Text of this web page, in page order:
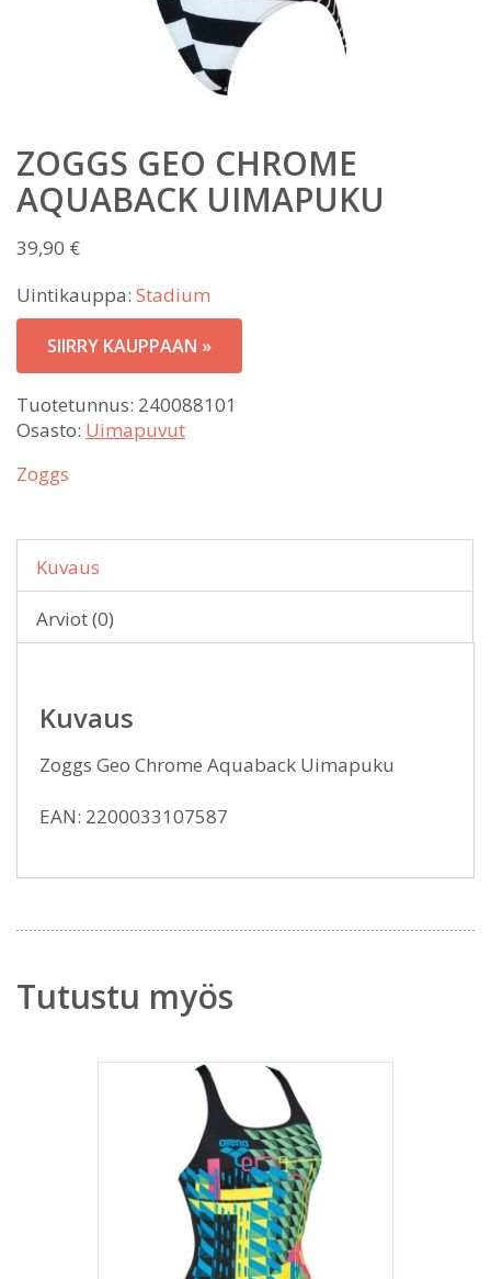
ZOGGS GEO CHROME
AQUABACK UIMAPUKU
39,90 €
Uintikauppa: Stadium
SIIRRY KAUPPAAN »
Tuotetunnus: 240088101
Osasto: Uimapuvut
Zoggs
Kuvaus
Arviot (0)
Kuvaus
Zoggs Geo Chrome Aquaback Uimapuku
EAN: 2200033107587
Tutustu myös